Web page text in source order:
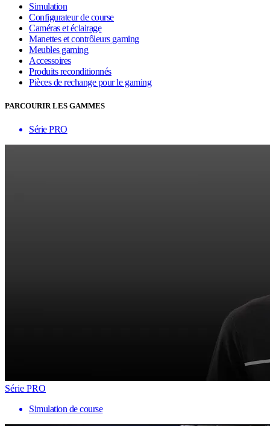
Simulation
Configurateur de course
Caméras et éclairage
Manettes et contrôleurs gaming
Meubles gaming
Accessoires
Produits reconditionnés
Pièces de rechange pour le gaming
PARCOURIR LES GAMMES
Série PRO
Série PRO
Simulation de course